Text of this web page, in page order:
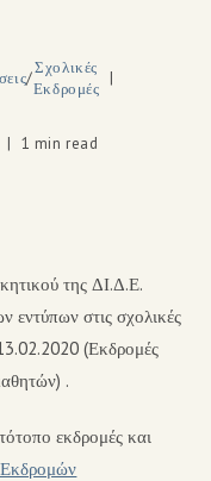
/
Σχολικές
Εκδρομές
1 min read
της ΔΙ.Δ.Ε.
εντύπων στις σχολικές
(Εκδρομές
.
εκδρομές και